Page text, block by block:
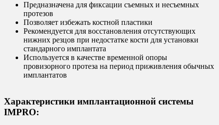
Предназначена для фиксации съемных и несъемных
протезов
Позволяет избежать костной пластики
Рекомендуется для восстановления отсутствующих
нижних резцов при недостатке кости для установки
стандарного имплантата
Используется в качестве временной опоры
провизорного протеза на период приживления обычных
имплантатов
Характеристики имплантационной системы
IMPRO: